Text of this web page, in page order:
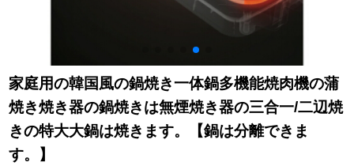
家庭用の韓国風の鍋焼き一体鍋多機能焼肉機の蒲
焼き焼き器の鍋焼きは無煙焼き器の三合一/二辺焼
きの特大大鍋は焼きます。【鍋は分離できま
す。】